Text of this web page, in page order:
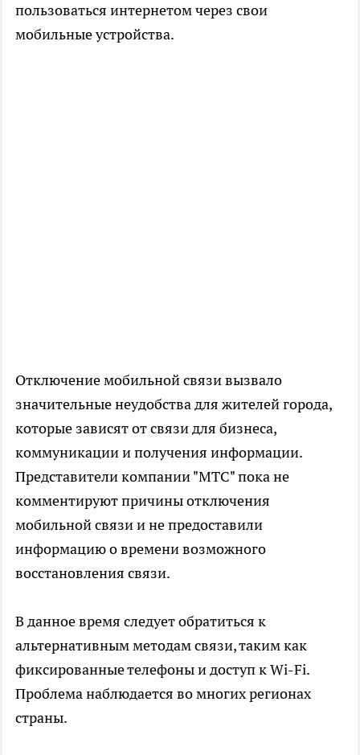
пользоваться интернетом через свои
мобильные устройства.
Отключение мобильной связи вызвало
значительные неудобства для жителей города,
которые зависят от связи для бизнеса,
коммуникации и получения информации.
Представители компании "МТС" пока не
комментируют причины отключения
мобильной связи и не предоставили
информацию о времени возможного
восстановления связи.
В данное время следует обратиться к
альтернативным методам связи, таким как
фиксированные телефоны и доступ к Wi-Fi.
Проблема наблюдается во многих регионах
страны.